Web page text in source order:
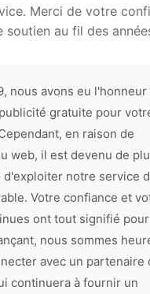
Merci de votre
soutien au fil des
nous avons eu l'honneur
gratuite pour
en raison de
web, il est devenu de
notre service
Votre confiance et
ont tout signifié pour
nous sommes
avec un partenaire
continuera à fournir un